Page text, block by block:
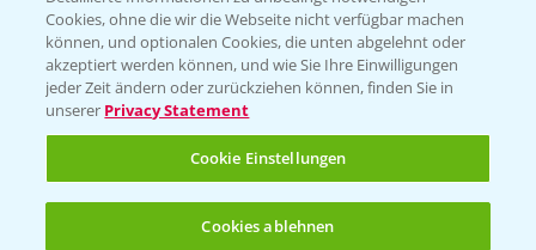
KONTAKT
Hilfe in Notfällen
T.+49 (0)214/30-20220
Cookies, ohne die wir die Webseite nicht verfügbar machen
können, und optionalen Cookies, die unten abgelehnt oder
akzeptiert werden können, und wie Sie Ihre Einwilligungen
jeder Zeit ändern oder zurückziehen können, finden Sie in
unserer Privacy Statement
Cookie Einstellungen
Cookies ablehnen